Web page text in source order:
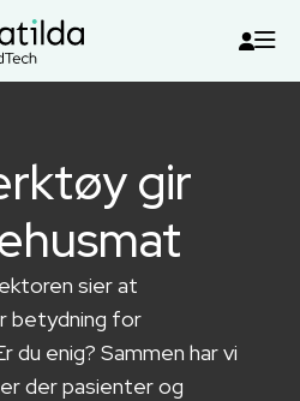
gir
sier at
betydning for
enig? Sammen har vi
der pasienter og